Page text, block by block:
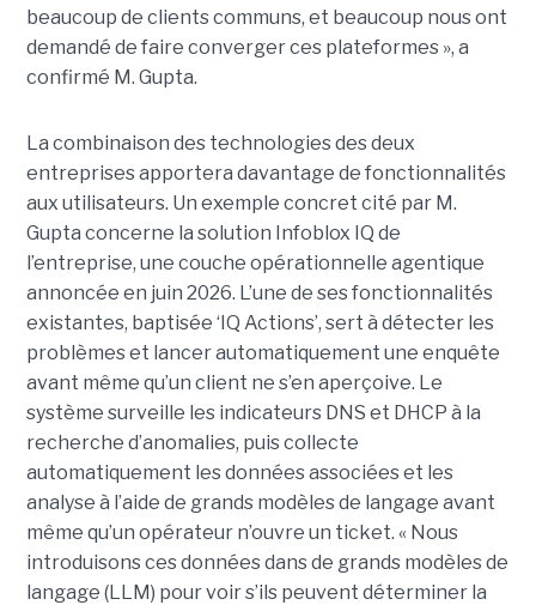
beaucoup de clients communs, et beaucoup nous ont
demandé de faire converger ces plateformes », a
confirmé M. Gupta.
La combinaison des technologies des deux
entreprises apportera davantage de fonctionnalités
aux utilisateurs. Un exemple concret cité par M.
Gupta concerne la solution Infoblox IQ de
l’entreprise, une couche opérationnelle agentique
annoncée en juin 2026. L’une de ses fonctionnalités
existantes, baptisée ‘IQ Actions’, sert à détecter les
problèmes et lancer automatiquement une enquête
avant même qu’un client ne s’en aperçoive. Le
système surveille les indicateurs DNS et DHCP à la
recherche d’anomalies, puis collecte
automatiquement les données associées et les
analyse à l’aide de grands modèles de langage avant
même qu’un opérateur n’ouvre un ticket. « Nous
introduisons ces données dans de grands modèles de
langage (LLM) pour voir s’ils peuvent déterminer la